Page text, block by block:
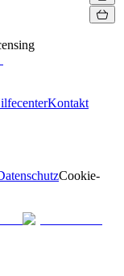
Kontakt
Cookie-